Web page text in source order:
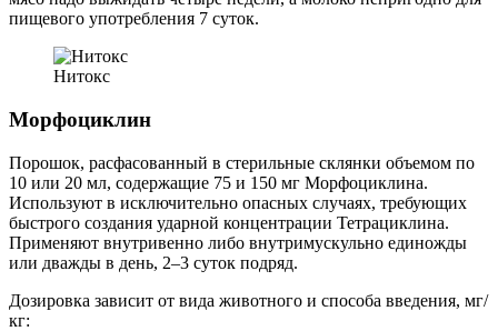
пищевого употребления 7 суток.
Нитокс
Морфоциклин
Порошок, расфасованный в стерильные склянки объемом по
10 или 20 мл, содержащие 75 и 150 мг Морфоциклина.
Используют в исключительно опасных случаях, требующих
быстрого создания ударной концентрации Тетрациклина.
Применяют внутривенно либо внутримускульно единожды
или дважды в день, 2–3 суток подряд.
Дозировка зависит от вида животного и способа введения, мг/
кг: